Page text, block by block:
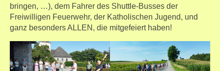
bringen, …), dem Fahrer des Shuttle-Busses der
Freiwilligen Feuerwehr, der Katholischen Jugend, und
ganz besonders ALLEN, die mitgefeiert haben!